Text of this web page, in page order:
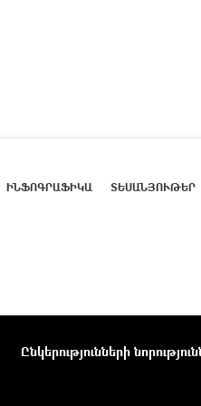
ԻՆՖՈԳՐԱՖԻԿԱ ՏԵՍԱՆՅՈՒԹԵՐ
Ընկերությունների